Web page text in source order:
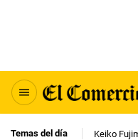
Temas del día Keiko